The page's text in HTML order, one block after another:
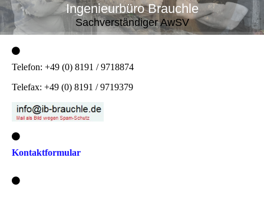
Ingenieurbüro Brauchle
Sachverständiger AwSV
Telefon: +49 (0) 8191 / 9718874
Telefax: +49 (0) 8191 / 9719379
Kontaktformular